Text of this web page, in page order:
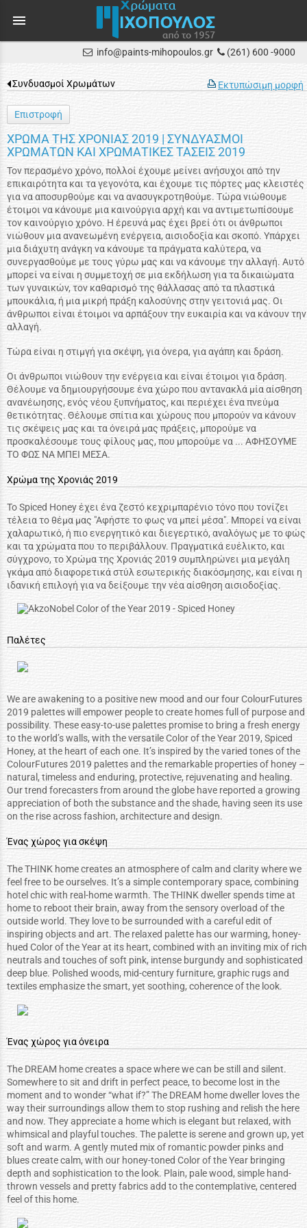
menu
info@paints-mihopoulos.gr (261) 600 -9000
Εκτυπώσιμη μορφή
Συνδυασμοί Χρωμάτων
Επιστροφή
ΧΡΩΜΑ ΤΗΣ ΧΡΟΝΙΑΣ 2019 | ΣΥΝΔΥΑΣΜΟΙ
ΧΡΩΜΑΤΩΝ ΚΑΙ ΧΡΩΜΑΤΙΚΕΣ ΤΑΣΕΙΣ 2019
Τον περασμένο χρόνο, πολλοί έχουμε μείνει ανήσυχοι από την
επικαιρότητα και τα γεγονότα, και έχουμε τις πόρτες μας κλειστές
για να αποσυρθούμε και να ανασυγκροτηθούμε. Τώρα νιώθουμε
έτοιμοι να κάνουμε μια καινούργια αρχή και να αντιμετωπίσουμε
τον καινούργιο χρόνο. Η έρευνά μας έχει βρεί ότι οι άνθρωποι
νιώθουν μια ανανεωμένη ενέργεια, αισιοδοξία και σκοπό. Υπάρχει
μια διάχυτη ανάγκη να κάνουμε τα πράγματα καλύτερα, να
συνεργασθούμε με τους γύρω μας και να κάνουμε την αλλαγή. Αυτό
μπορεί να είναι η συμμετοχή σε μια εκδήλωση για τα δικαιώματα
των γυναικών, τον καθαρισμό της θάλλασας από τα πλαστικά
μπουκάλια, ή μια μικρή πράξη καλοσύνης στην γειτονιά μας. Οι
άνθρωποι είναι έτοιμοι να αρπάξουν την ευκαιρία και να κάνουν την
αλλαγή.
Τώρα είναι η στιμγή για σκέψη, για όνερα, για αγάπη και δράση.
Οι άνθρωποι νιώθουν την ενέργεια και είναι έτοιμοι για δράση.
Θέλουμε να δημιουργήσουμε ένα χώρο που αντανακλά μία αίσθηση
ανανέωησης, ενός νέου ξυπνήματος, και περιέχει ένα πνεύμα
θετικότητας. Θέλουμε σπίτια και χώρους που μπορούν να κάνουν
τις σκέψεις μας και τα όνειρά μας πράξεις, μπορούμε να
προσκαλέσουμε τους φίλους μας, που μπορούμε να ... ΑΦΗΣΟΥΜΕ
ΤΟ ΦΩΣ ΝΑ ΜΠΕΙ ΜΕΣΑ.
Χρώμα της Χρονιάς 2019
Το Spiced Honey έχει ένα ζεστό κεχριμπαρένιο τόνο που τονίζει
τέλεια το θέμα μας "Αφήστε το φως να μπεί μέσα". Μπορεί να είναι
χαλαρωτικό, ή πιο ενεργητικό και διεγερτικό, αναλόγως με το φώς
και τα χρώματα που το περιβάλλουν. Πραγματικά ευέλικτο, και
σύγχρονο, το Χρώμα της Χρονιάς 2019 συμπληρώνει μια μεγάλη
γκάμα από διαφορετικά στύλ εσωτερικής διακόσμησης, και είναι η
ιδανική επιλογή για να δείξουμε την νέα αίσθηση αισιοδοξίας.
Παλέτες
We are awakening to a positive new mood and our four ColourFutures
2019 palettes will empower people to create homes full of purpose and
possibility. These easy-to-use palettes promise to bring a fresh energy
to the world’s walls, with the versatile Color of the Year 2019, Spiced
Honey, at the heart of each one. It’s inspired by the varied tones of the
ColourFutures 2019 palettes and the remarkable properties of honey –
natural, timeless and enduring, protective, rejuvenating and healing.
Our trend forecasters from around the globe have reported a growing
appreciation of both the substance and the shade, having seen its use
on the rise across fashion, architecture and design.
Ένας χώρος για σκέψη
The THINK home creates an atmosphere of calm and clarity where we
feel free to be ourselves. It’s a simple contemporary space, combining
hotel chic with real-home warmth. The THINK dweller spends time at
home to reboot their brain, away from the sensory overload of the
outside world. They love to be surrounded with a careful edit of
inspiring objects and art. The relaxed palette has our warming, honey-
hued Color of the Year at its heart, combined with an inviting mix of rich
neutrals and touches of soft pink, intense burgundy and sophisticated
deep blue. Polished woods, mid-century furniture, graphic rugs and
textiles emphasize the smart, yet soothing, coherence of the look.
Ένας χώρος για όνειρα
The DREAM home creates a space where we can be still and silent.
Somewhere to sit and drift in perfect peace, to become lost in the
moment and to wonder “what if?” The DREAM home dweller loves the
way their surroundings allow them to stop rushing and relish the here
and now. They appreciate a home which is elegant but relaxed, with
whimsical and playful touches. The palette is serene and grown up, yet
soft and warm. A gently muted mix of romantic powder pinks and
blues create calm, with our honey-toned Color of the Year bringing
depth and sophistication to the look. Plain, pale wood, simple hand-
thrown vessels and pretty fabrics add to the contemplative, centered
feel of this home.